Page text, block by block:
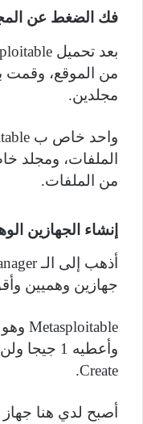
فك الضغط عن
بعد تحميل
من الموقع،
مجلدين.
واحد خاص ب
الملفات، ومجلد
من الملفات.
إنشاء الجهازين
أذهب إلى الـ
جهازين وهميين
Metasploitable وهو
وأعطيه 1 جيجا ولن أقوم بإنشاء
Create
.
أصبح لدي هنا